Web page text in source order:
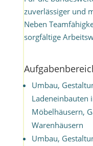
zuverlässiger und
Neben
sorgfältige
Umbau,
Ladeneinbauten
Möbelhäusern,
Warenhäusern
Umbau,